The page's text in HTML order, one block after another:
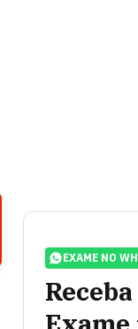
EXAME NO